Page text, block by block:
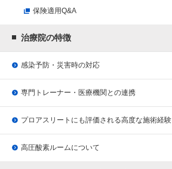
保険適用Q&A
治療院の特徴
感染予防・災害時の対応
専門トレーナー・医療機関との連携
プロアスリートにも評価される高度な施術経験
高圧酸素ルームについて